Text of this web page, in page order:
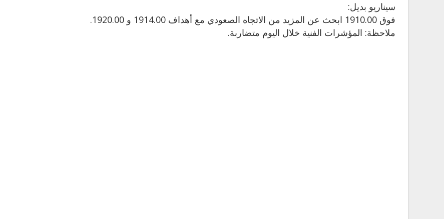
سيناريو بديل:
فوق 1910.00 ابحث عن المزيد من الاتجاه الصعودي مع أهداف 1914.00 و 1920.00.
ملاحظة: المؤشرات الفنية خلال اليوم متضاربة.